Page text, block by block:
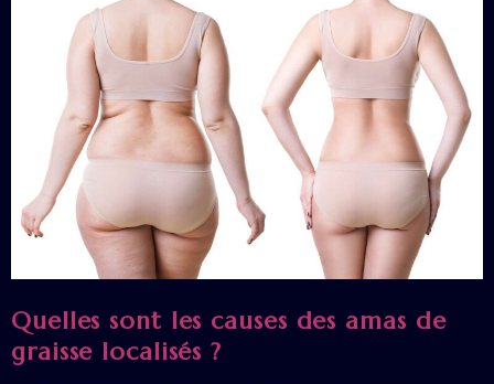
Quelles sont les causes des amas de
graisse localisés ?